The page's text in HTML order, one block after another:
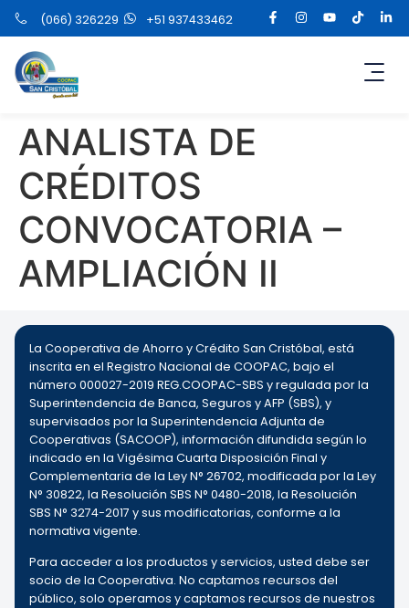
(066) 326229 +51 937433462
ANALISTA DE
CRÉDITOS
CONVOCATORIA –
AMPLIACIÓN II
La Cooperativa de Ahorro y Crédito San Cristóbal, está
inscrita en el Registro Nacional de COOPAC, bajo el
número 000027-2019 REG.COOPAC-SBS y regulada por la
Superintendencia de Banca, Seguros y AFP (SBS), y
supervisados por la Superintendencia Adjunta de
Cooperativas (SACOOP), información difundida según lo
indicado en la Vigésima Cuarta Disposición Final y
Complementaria de la Ley N° 26702, modificada por la Ley
N° 30822, la Resolución SBS N° 0480-2018, la Resolución
SBS N° 3274-2017 y sus modificatorias, conforme a la
normativa vigente.
Para acceder a los productos y servicios, usted debe ser
socio de la Cooperativa. No captamos recursos del
público, solo operamos y captamos recursos de nuestros